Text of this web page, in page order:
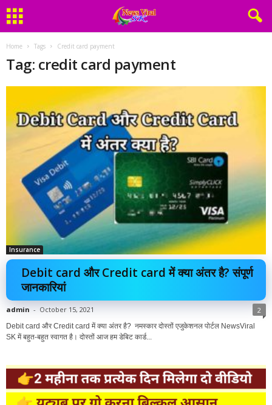
Home Tags Credit card payment
Tag: credit card payment
Insurance
Debit card और Credit card में क्या अंतर है? संपूर्ण
जानकारियां
admin - October 15, 2021 2
Debit card और Credit card में क्या अंतर है? नमस्कार दोस्तों एजुकेशनल पोर्टल NewsViral
SK में बहुत-बहुत स्वागत है। दोस्तों आज हम डेबिट कार्ड...